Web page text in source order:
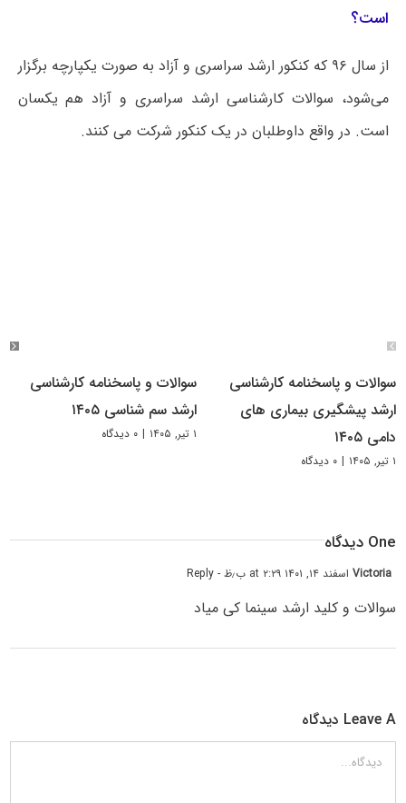
است؟
از سال ۹۶ که کنکور ارشد سراسری و آزاد به صورت یکپارچه برگزار
می‌شود، سوالات کارشناسی ارشد سراسری و آزاد هم یکسان
است. در واقع داوطلبان در یک کنکور شرکت می کنند.
سوالات و پاسخنامه کارشناسی
ارشد پیشگیری بیماری های
دامی ۱۴۰۵
۱ تیر, ۱۴۰۵ | ۰ دیدگاه
سوالات و پاسخنامه کارشناسی
ارشد سم شناسی ۱۴۰۵
۱ تیر, ۱۴۰۵ | ۰ دیدگاه
One دیدگاه
Victoriaاسفند ۱۴, ۱۴۰۱ at ۲:۲۹ ب٫ظ - Reply
سوالات و کلید ارشد سینما کی میاد
Leave A دیدگاه
دیدگاه